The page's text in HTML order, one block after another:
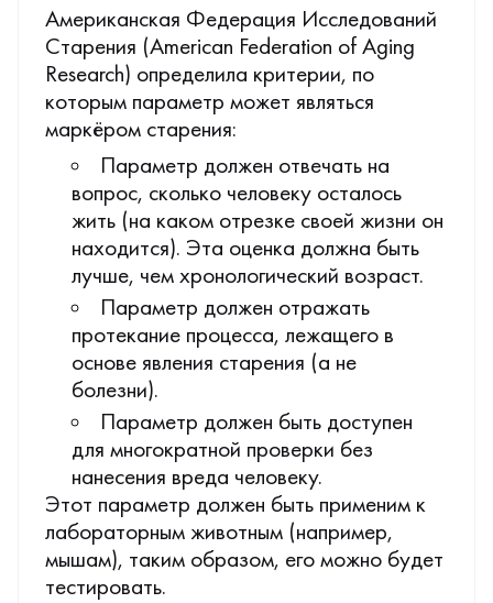
Американская Федерация Исследований
Старения (American Federation of Aging
Research) определила критерии, по
которым параметр может являться
маркёром старения:
Параметр должен отвечать на
вопрос, сколько человеку осталось
жить (на каком отрезке своей жизни он
находится). Эта оценка должна быть
лучше, чем хронологический возраст.
Параметр должен отражать
протекание процесса, лежащего в
основе явления старения (а не
болезни).
Параметр должен быть доступен
для многократной проверки без
нанесения вреда человеку.
Этот параметр должен быть применим к
лабораторным животным (например,
мышам), таким образом, его можно будет
тестировать.